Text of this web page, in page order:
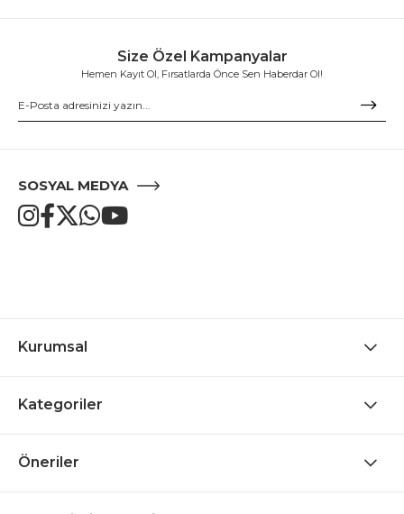
Size Özel Kampanyalar
Hemen Kayıt Ol, Fırsatlarda Önce Sen Haberdar Ol!
SOSYAL MEDYA
Kurumsal
Kategoriler
Öneriler